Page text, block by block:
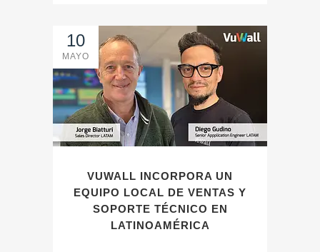
10
MAYO
VUWALL INCORPORA UN
EQUIPO LOCAL DE VENTAS Y
SOPORTE TÉCNICO EN
LATINOAMÉRICA